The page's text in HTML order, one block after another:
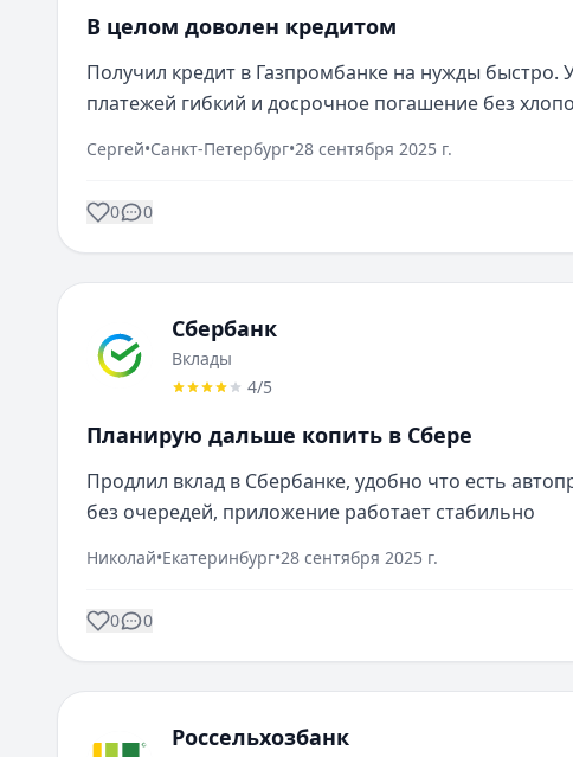
В целом доволен кредитом
Получил кредит в Газпромбанке на нужды быстро.
платежей гибкий и досрочное погашение без
Сергей•Санкт-Петербург•28 сентября 2025 г.
0 0
Сбербанк
Вклады
4/5
Планирую дальше копить в Сбере
Продлил вклад в Сбербанке, удобно что есть
без очередей, приложение работает стабильно
Николай•Екатеринбург•28 сентября 2025 г.
0 0
Россельхозбанк